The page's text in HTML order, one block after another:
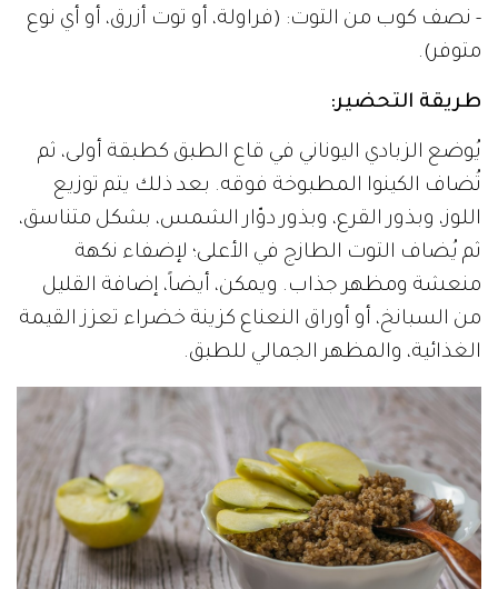
- نصف كوب من التوت: (فراولة، أو توت أزرق، أو أي نوع
متوفر).
طريقة التحضير:
يُوضع الزبادي اليوناني في قاع الطبق كطبقة أولى، ثم
تُضاف الكينوا المطبوخة فوقه. بعد ذلك يتم توزيع
اللوز، وبذور القرع، وبذور دوّار الشمس، بشكل متناسق،
ثم يُضاف التوت الطازج في الأعلى؛ لإضفاء نكهة
منعشة ومظهر جذاب. ويمكن، أيضاً، إضافة القليل
من السبانخ، أو أوراق النعناع كزينة خضراء تعزز القيمة
الغذائية، والمظهر الجمالي للطبق.